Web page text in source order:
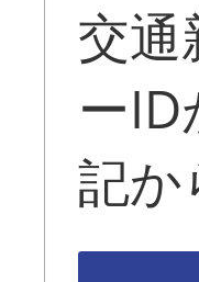
交通
ー
記か